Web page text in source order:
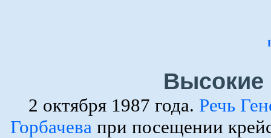
Высокие
2 октября 1987 года. Речь
Горбачевапри посещении